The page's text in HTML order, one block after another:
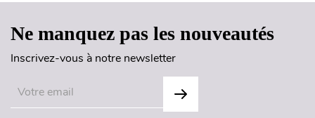
Ne manquez pas les nouveautés
Inscrivez-vous à notre newsletter